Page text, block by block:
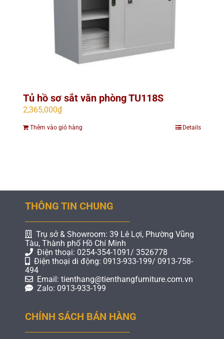
Tủ hồ sơ sắt văn phòng TU118S
2,365,000₫
Thêm vào giỏ hàng Details
THÔNG TIN CHUNG
Trụ sở & Showroom: 39 Lê Lợi, Phường Vũng
Tàu, Thành phố Hồ Chí Minh
Điện thoại: 0254-354-1091/ 3526778
Điện thoại di động: 0913-933-199/ 0913-758-
494
Email: tienthang@tienthangfurniture.com.vn
Zalo: 0913-933-199
CHÍNH SÁCH BÁN HÀNG